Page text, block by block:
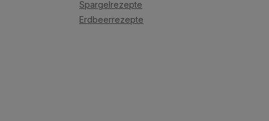
Spargelrezepte
Erdbeerrezepte